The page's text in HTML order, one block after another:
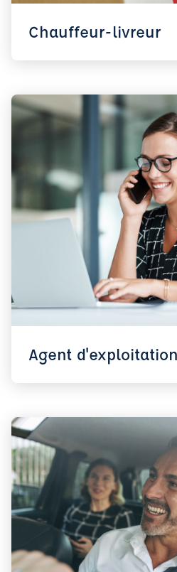
Chauffeur-livreur
Agent d'exploitation